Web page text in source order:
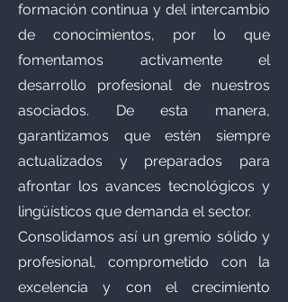
formación continua y del intercambio
de conocimientos, por lo que
fomentamos activamente el
desarrollo profesional de nuestros
asociados. De esta manera,
garantizamos que estén siempre
actualizados y preparados para
afrontar los avances tecnológicos y
lingüísticos que demanda el sector.
Consolidamos así un gremio sólido y
profesional, comprometido con la
excelencia y con el crecimiento